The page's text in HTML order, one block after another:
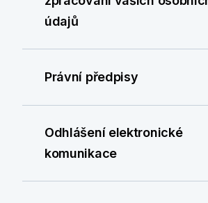
údajů
Právní předpisy
Odhlášení elektronické
komunikace